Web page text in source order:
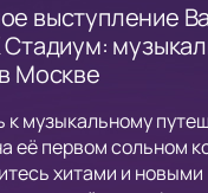
выступление
Стадиум:
Москве
к музыкальному
её первом сольном
хитами и новыми